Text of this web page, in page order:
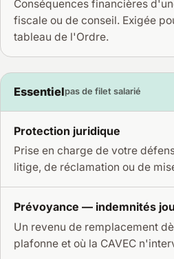
Conséquences financières
fiscale ou de conseil. Exigée
tableau de l'Ordre.
Essentielpas de filet salarié
Protection juridique
Prise en charge de votre
litige, de réclamation ou de
Prévoyance — indemnités
Un revenu de remplacement
plafonne et où la CAVEC